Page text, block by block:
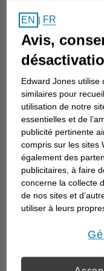
Comment
conseiller
Choisir un
votre avenir.
EN | FR
Avis,
Edward Jones utilise
similaires pour
utilisation de notre
essentielles et de
publicité pertinente
compris sur les sites
également des
publicitaires, à faire
concerne la collecte
de nos sites et
utiliser à leurs
Pour en savoir plus
veuillez consulter